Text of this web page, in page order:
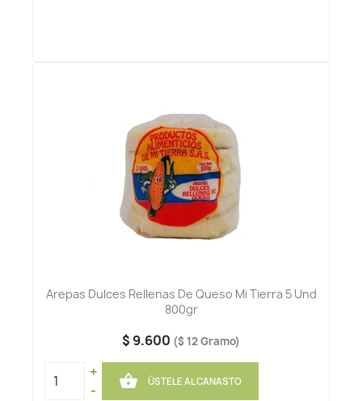
Arepas Dulces Rellenas De Queso Mi Tierra 5 Und
800gr
$ 9.600 ($ 12 Gramo)
+
-
 ÚSTELE AL CANASTO